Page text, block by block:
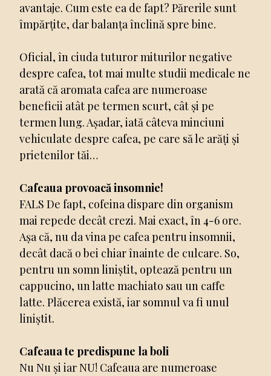
avantaje. Cum este ea de fapt? Părerile sunt
împărțite, dar balanța înclină spre bine.
Oficial, în ciuda tuturor miturilor negative
despre cafea, tot mai multe studii medicale ne
arată că aromata cafea are numeroase
beneficii atât pe termen scurt, cât și pe
termen lung. Așadar, iată câteva minciuni
vehiculate despre cafea, pe care să le arăți și
prietenilor tăi…
Cafeaua provoacă insomnie!
FALS De fapt, cofeina dispare din organism
mai repede decât crezi. Mai exact, în 4-6 ore.
Așa că, nu da vina pe cafea pentru insomnii,
decât dacă o bei chiar înainte de culcare. So,
pentru un somn liniștit, optează pentru un
cappucino, un latte machiato sau un caffe
latte. Plăcerea există, iar somnul va fi unul
liniștit.
Cafeaua te predispune la boli
Nu Nu și iar NU! Cafeaua are numeroase